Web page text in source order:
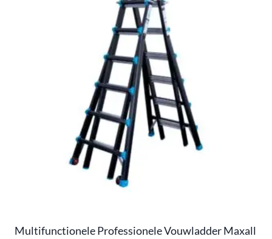
Multifunctionele Professionele Vouwladder Maxall